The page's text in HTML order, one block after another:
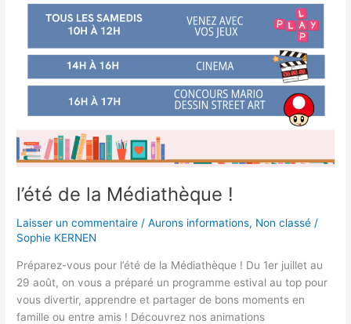
l’été de la Médiathèque !
Laisser un commentaire /Aurons informations, Non classé /
Sophie KERNEN
Préparez-vous pour l’été de la Médiathèque ! Du 1er juillet au
29 août, on vous a préparé un programme estival au top pour
vous divertir, apprendre et partager de bons moments en
famille ou entre amis ! Découvrez nos animations